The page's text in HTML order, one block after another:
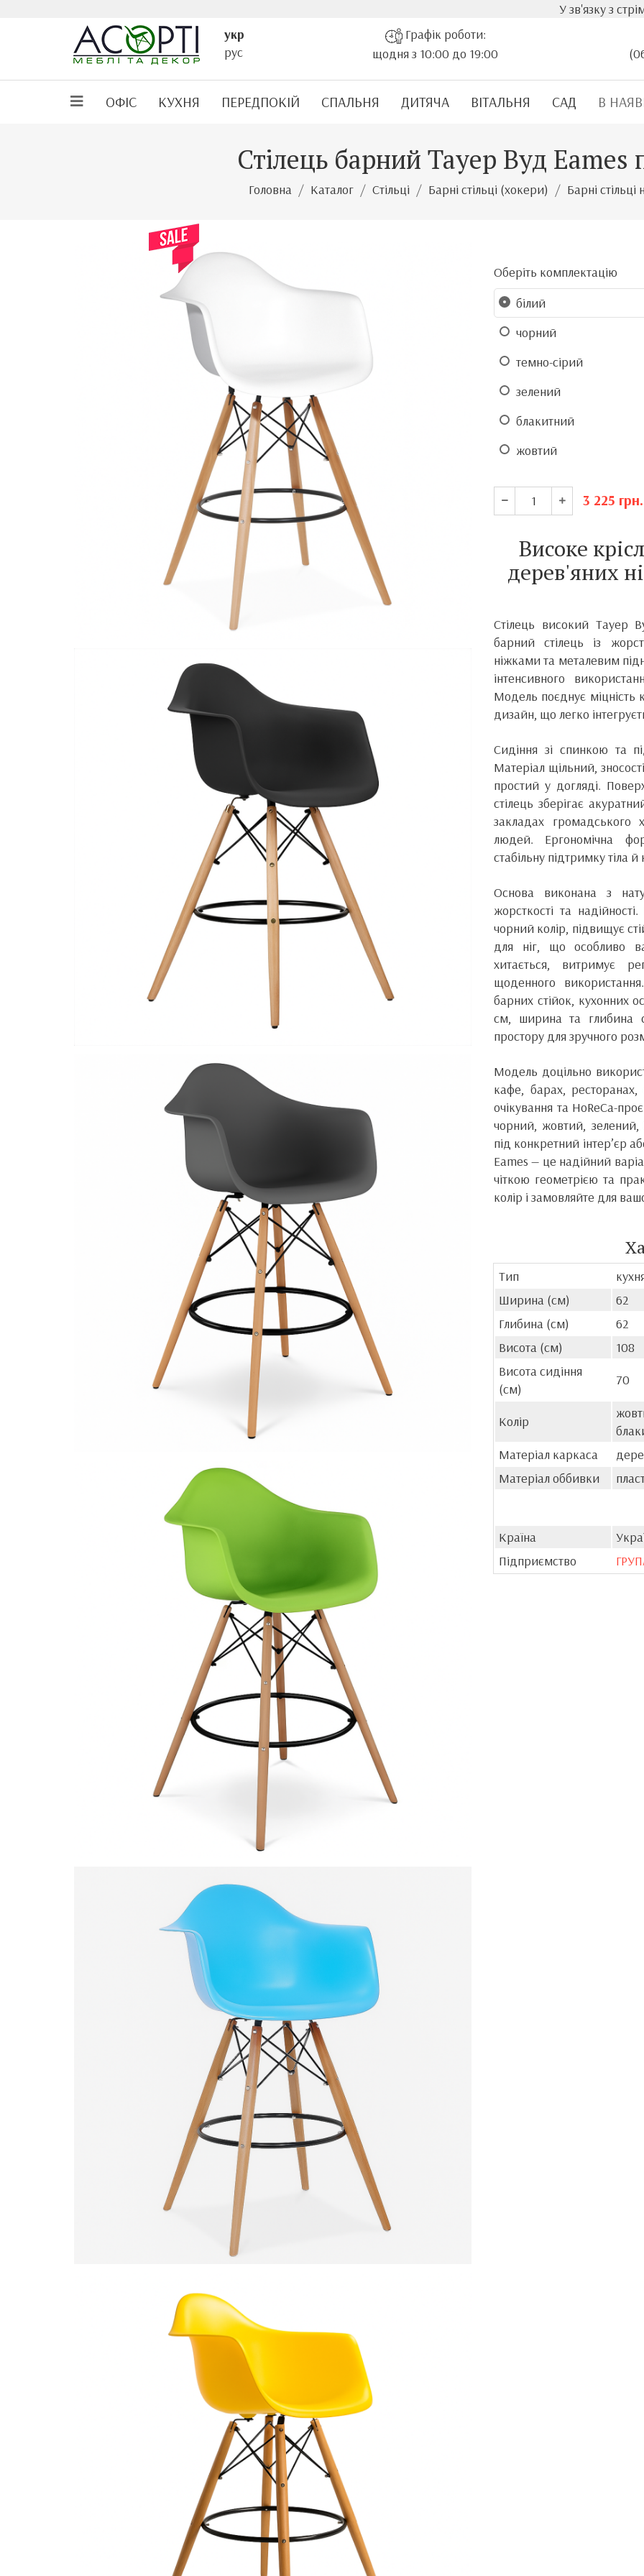
У зв'язку з стрімким зростанням
укр
рус
Графік роботи:
щодня з 10:00 до 19:00
ОФІС КУХНЯ ПЕРЕДПОКІЙ СПАЛЬНЯ ДИТЯЧА ВІТАЛЬНЯ САД В
Стілець барний Тауер Вуд Eames
Головна Каталог Стільці Барні стільці (хокери) Барні стільці
Оберіть комплектацію
білий
чорний
темно-сірий
зелений
блакитний
жовтий
3 225 грн.
Високе
дерев'яних
Стілець високий Тауер
барний стілець із
ніжками та металевим
інтенсивного
Модель поєднує міцність
дизайн, що легко
Сидіння зі спинкою та
Матеріал щільний,
простий у догляді.
стілець зберігає
закладах
людей. Ергономічна
стабільну підтримку тіла
Основа виконана з
жорсткості та
чорний колір, підвищує
для ніг, що особливо
хитається, витримує
щоденного
барних стійок, кухонних
см, ширина та глибина
простору для зручного
Модель доцільно
кафе, барах, ресторанах,
очікування та HoReCa-
чорний, жовтий, зелений,
під конкретний інтер’єр
Eames — це надійний
чіткою геометрією та
колір і замовляйте для
Тип
Ширина (см)
62
Глибина (см)
62
Висота (см)
108
Висота сидіння
(см)
70
Колір
Матеріал каркаса
Матеріал оббивки
Країна
Підприємство